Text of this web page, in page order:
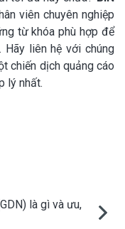
viên chuyên nghiệp
từ khóa phù hợp để
Hãy liên hệ với chúng
chiến dịch quảng cáo
lý nhất.
là gì và ưu,